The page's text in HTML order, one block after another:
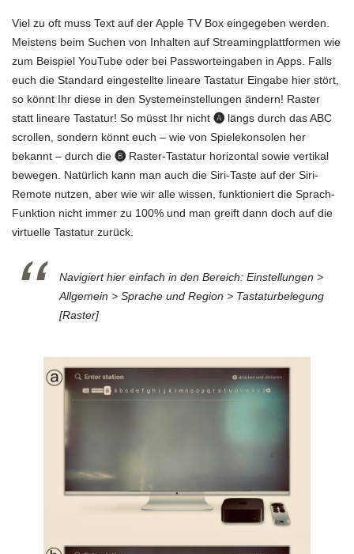
Viel zu oft muss Text auf der Apple TV Box eingegeben werden.
Meistens beim Suchen von Inhalten auf Streamingplattformen wie
zum Beispiel YouTube oder bei Passworteingaben in Apps. Falls
euch die Standard eingestellte lineare Tastatur Eingabe hier stört,
so könnt Ihr diese in den Systemeinstellungen ändern! Raster
statt lineare Tastatur! So müsst Ihr nicht 🅐 längs durch das ABC
scrollen, sondern könnt euch – wie von Spielekonsolen her
bekannt – durch die 🅑 Raster-Tastatur horizontal sowie vertikal
bewegen. Natürlich kann man auch die Siri-Taste auf der Siri-
Remote nutzen, aber wie wir alle wissen, funktioniert die Sprach-
Funktion nicht immer zu 100% und man greift dann doch auf die
virtuelle Tastatur zurück.
Navigiert hier einfach in den Bereich: Einstellungen >
Allgemein > Sprache und Region > Tastaturbelegung
[Raster]